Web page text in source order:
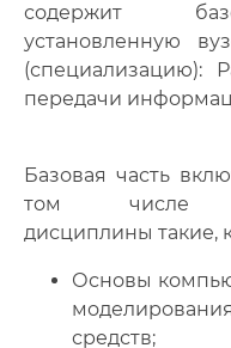
содержит
установленную
(специализацию):
передачи
Базовая часть
том числе
дисциплины такие,
Основы
средств;